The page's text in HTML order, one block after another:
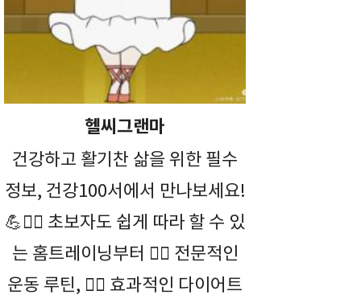
헬씨그랜마
건강하고 활기찬 삶을 위한 필수
정보, 건강100서에서 만나보세요!
💪🤸‍♀️ 초보자도 쉽게 따라 할 수 있
는 홈트레이닝부터 🏋️‍♀️ 전문적인
운동 루틴, 🏃‍♂️ 효과적인 다이어트